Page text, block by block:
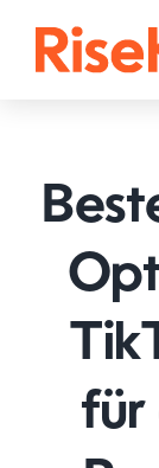
TikTok
YouTube
Twitter
Anderen
für